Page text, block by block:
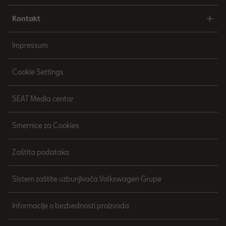
Kontakt
Impressum
Cookie Settings
SEAT Media centar
Smernice za Cookies
Zaštita podataka
Sistem zaštite uzbunjivača Volkswagen Grupe
Informacije o bezbednosti proizvoda